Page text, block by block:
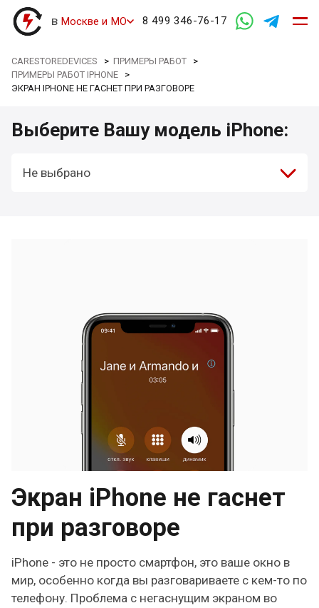
в Москве и МО 8 499 346-76-17
CARESTOREDEVICES >ПРИМЕРЫ РАБОТ >
ПРИМЕРЫ РАБОТ IPHONE >
ЭКРАН IPHONE НЕ ГАСНЕТ ПРИ РАЗГОВОРЕ
Выберите Вашу модель iPhone:
Не выбрано
Экран iPhone не гаснет
при разговоре
iPhone - это не просто смартфон, это ваше окно в
мир, особенно когда вы разговариваете с кем-то по
телефону. Проблема с негаснущим экраном во